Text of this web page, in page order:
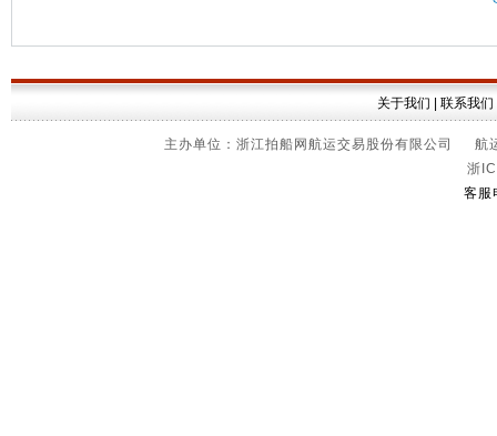
关于我们 联系我们
主办单位：浙江拍船网航运交易股份有限公司
浙
客服